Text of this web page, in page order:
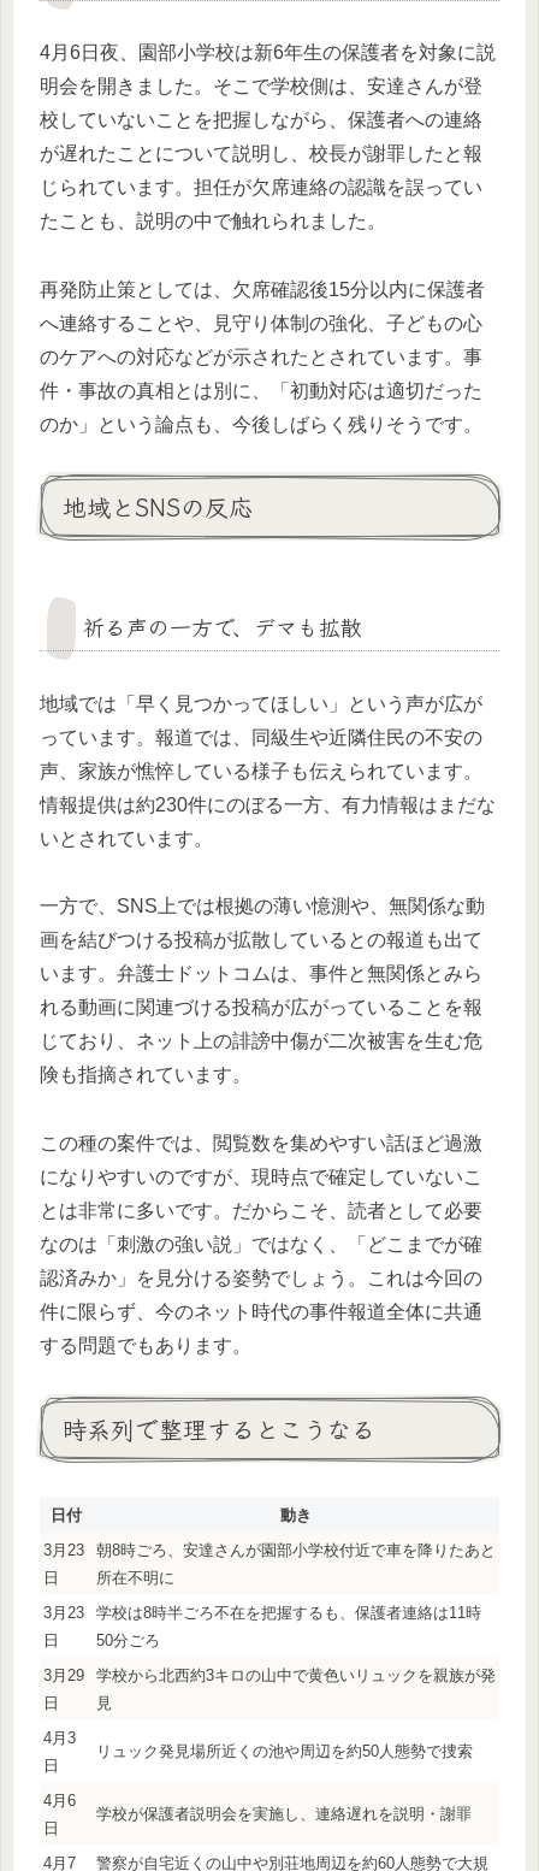
4月6日夜、園部小学校は新6年生の保護者を対象に説
明会を開きました。そこで学校側は、安達さんが登
校していないことを把握しながら、保護者への連絡
が遅れたことについて説明し、校長が謝罪したと報
じられています。担任が欠席連絡の認識を誤ってい
たことも、説明の中で触れられました。
再発防止策としては、欠席確認後15分以内に保護者
へ連絡することや、見守り体制の強化、子どもの心
のケアへの対応などが示されたとされています。事
件・事故の真相とは別に、「初動対応は適切だった
のか」という論点も、今後しばらく残りそうです。
地域とSNSの反応
祈る声の一方で、デマも拡散
地域では「早く見つかってほしい」という声が広が
っています。報道では、同級生や近隣住民の不安の
声、家族が憔悴している様子も伝えられています。
情報提供は約230件にのぼる一方、有力情報はまだな
いとされています。
一方で、SNS上では根拠の薄い憶測や、無関係な動
画を結びつける投稿が拡散しているとの報道も出て
います。弁護士ドットコムは、事件と無関係とみら
れる動画に関連づける投稿が広がっていることを報
じており、ネット上の誹謗中傷が二次被害を生む危
険も指摘されています。
この種の案件では、閲覧数を集めやすい話ほど過激
になりやすいのですが、現時点で確定していないこ
とは非常に多いです。だからこそ、読者として必要
なのは「刺激の強い説」ではなく、「どこまでが確
認済みか」を見分ける姿勢でしょう。これは今回の
件に限らず、今のネット時代の事件報道全体に共通
する問題でもあります。
時系列で整理するとこうなる
日付
動き
3月23
日
朝8時ごろ、安達さんが園部小学校付近で車を降りたあと
所在不明に
3月23
日
学校は8時半ごろ不在を把握するも、保護者連絡は11時
50分ごろ
3月29
日
学校から北西約3キロの山中で黄色いリュックを親族が発
見
4月3
日
リュック発見場所近くの池や周辺を約50人態勢で捜索
4月6
日
学校が保護者説明会を実施し、連絡遅れを説明・謝罪
4月7 警察が自宅近くの山中や別荘地周辺を約60人態勢で大規